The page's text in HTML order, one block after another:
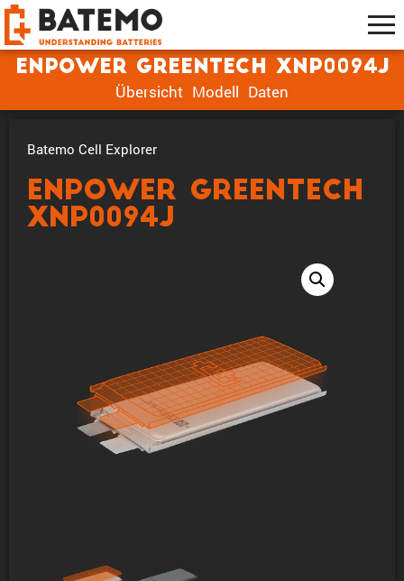
Enpower Greentech XNP0094J
Übersicht Modell Daten
Batemo Cell Explorer
Enpower Greentech
XNP0094J